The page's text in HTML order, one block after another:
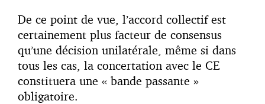
De ce point de vue, l’accord collectif est
certainement plus facteur de consensus
qu’une décision unilatérale, même si dans
tous les cas, la concertation avec le CE
constituera une « bande passante »
obligatoire.